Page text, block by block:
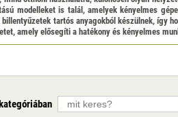
modelleket is talál, amelyek kényelmes
tartós anyagokból készülnek, így
amely elősegíti a hatékony és kényelmes